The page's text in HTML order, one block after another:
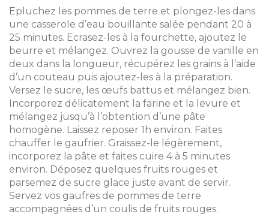
Epluchez les pommes de terre et plongez-les dans
une casserole d’eau bouillante salée pendant 20 à
25 minutes. Ecrasez-les à la fourchette, ajoutez le
beurre et mélangez. Ouvrez la gousse de vanille en
deux dans la longueur, récupérez les grains à l’aide
d’un couteau puis ajoutez-les à la préparation.
Versez le sucre, les œufs battus et mélangez bien.
Incorporez délicatement la farine et la levure et
mélangez jusqu’à l’obtention d’une pâte
homogène. Laissez reposer 1h environ. Faites
chauffer le gaufrier. Graissez-le légèrement,
incorporez la pâte et faites cuire 4 à 5 minutes
environ. Déposez quelques fruits rouges et
parsemez de sucre glace juste avant de servir.
Servez vos gaufres de pommes de terre
accompagnées d’un coulis de fruits rouges.